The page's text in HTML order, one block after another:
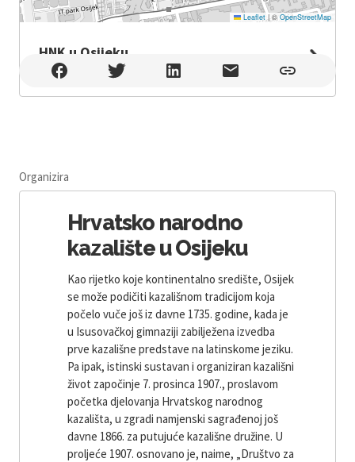
Leaflet |©OpenStreetMap
HNK u Osijeku
HNK u Osijeku , OSIJEK
Organizira
Hrvatsko narodno
kazalište u Osijeku
Kao rijetko koje kontinentalno središte, Osijek
se može podičiti kazališnom tradicijom koja
počelo vuče još iz davne 1735. godine, kada je
u Isusovačkoj gimnaziji zabilježena izvedba
prve kazališne predstave na latinskome jeziku.
Pa ipak, istinski sustavan i organiziran kazališni
život započinje 7. prosinca 1907., proslavom
početka djelovanja Hrvatskog narodnog
kazališta, u zgradi namjenski sagrađenoj još
davne 1866. za putujuće kazališne družine. U
proljeće 1907. osnovano je, naime, „Društvo za